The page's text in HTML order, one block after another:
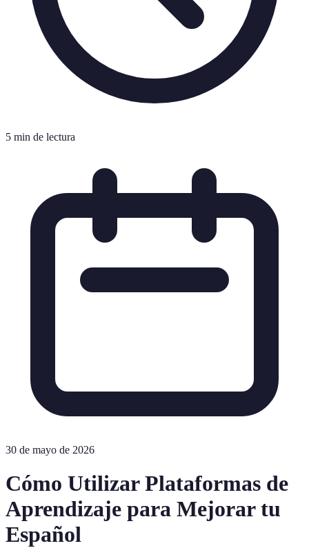
5 min de lectura
30 de mayo de 2026
Cómo Utilizar Plataformas de
Aprendizaje para Mejorar tu
Español